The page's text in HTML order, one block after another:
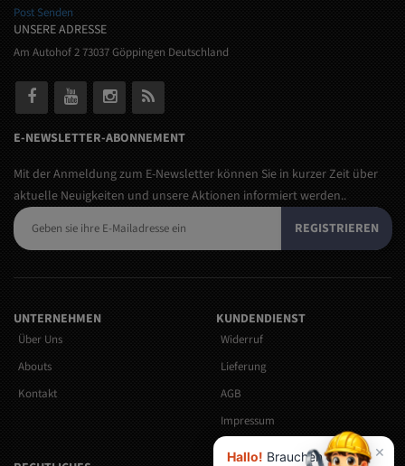
Post Senden
UNSERE ADRESSE
Am Autohof 2 73037 Göppingen Deutschland
E-NEWSLETTER-ABONNEMENT
Mit der Anmeldung zum E-Newsletter können Sie in kurzer Zeit über
aktuelle Neuigkeiten und unsere Aktionen informiert werden..
REGISTRIEREN
UNTERNEHMEN
Über Uns
Abouts
Kontakt
KUNDENDIENST
Widerruf
Lieferung
AGB
Impressum
Versandkosten
×
Hallo! Brauchen Sie